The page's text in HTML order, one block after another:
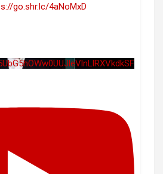
go.shr.lc/4aNoMxD